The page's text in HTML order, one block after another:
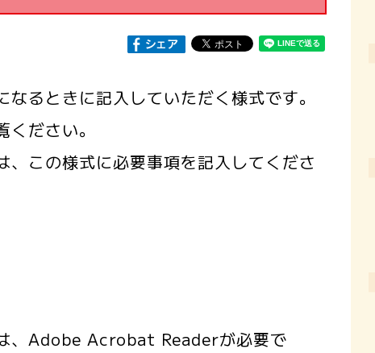
るときに記入していただく様式です。
ください。
、この様式に必要事項を記入してくださ
、Adobe Acrobat Readerが必要で